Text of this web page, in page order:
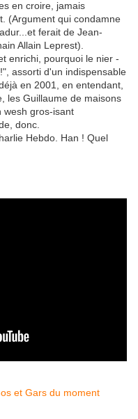
en croire, jamais
(Argument qui condamne
ferait de Jean-
Allain Leprest).
enrichi, pourquoi le nier -
assorti d'un indispensable
en 2001, en entendant,
les Guillaume de maisons
wesh gros-isant
donc.
Hebdo. Han ! Quel
et Gars du moment